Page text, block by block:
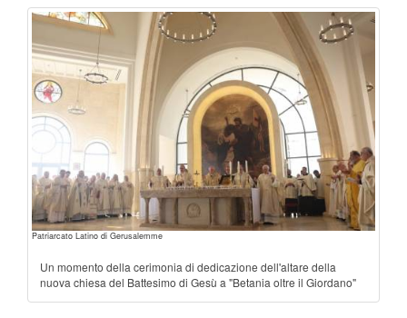
Patriarcato Latino di Gerusalemme
Un momento della cerimonia di dedicazione dell'altare della
nuova chiesa del Battesimo di Gesù a "Betania oltre il Giordano"